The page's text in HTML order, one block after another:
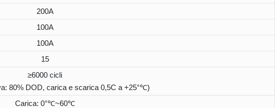
200A
100A
100A
15
≥6000 cicli
80% DOD, carica e scarica 0,5C a +25°℃)
Carica: 0°℃~60℃